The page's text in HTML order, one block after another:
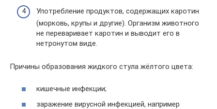
Употребление продуктов, содержащих каротин
(морковь, крупы и другие). Организм животного
не переваривает каротин и выводит его в
нетронутом виде.
Причины образования жидкого стула жёлтого цвета:
кишечные инфекции;
заражение вирусной инфекцией, например